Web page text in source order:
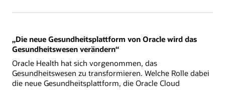
„Die neue Gesundheitsplattform von Oracle wird das
Gesundheitswesen verändern“
Oracle Health hat sich vorgenommen, das
Gesundheitswesen zu transformieren. Welche Rolle dabei
die neue Gesundheitsplattform, die Oracle Cloud